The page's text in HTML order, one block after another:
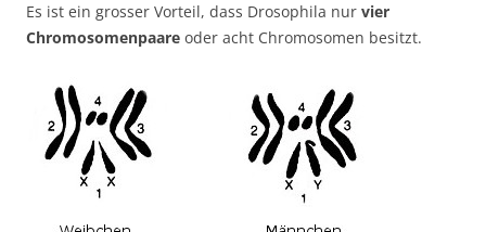
Es ist ein grosser Vorteil, dass Drosophila nur vier
Chromosomenpaare oder acht Chromosomen besitzt.